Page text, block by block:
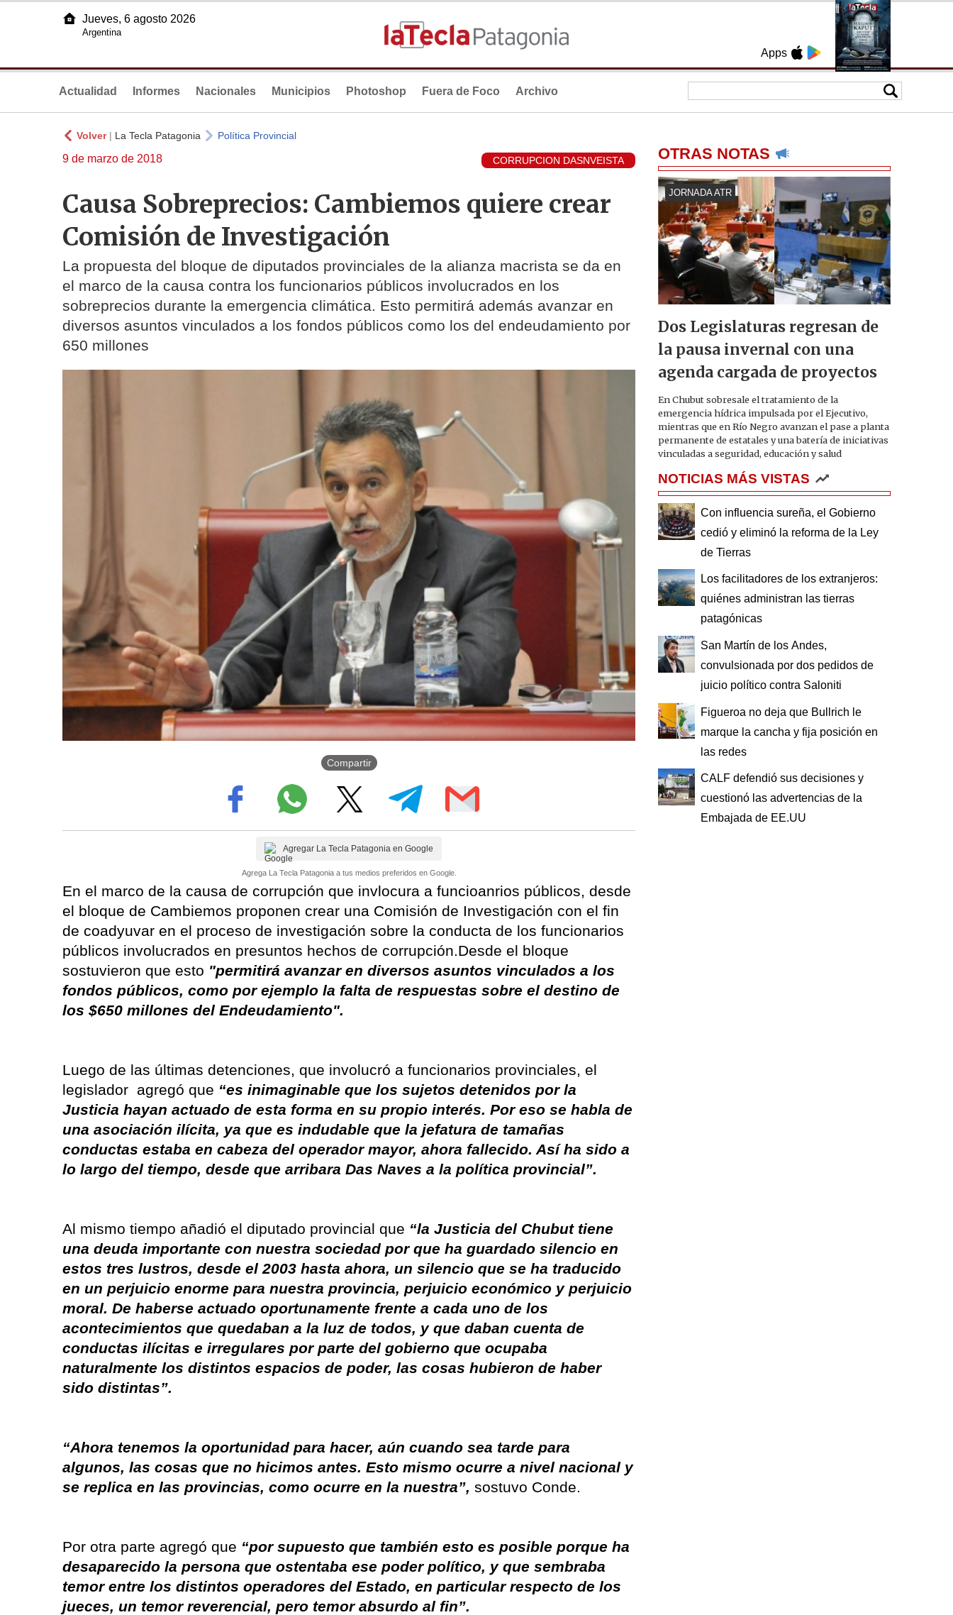
Apps
Jueves, 6 agosto 2026
Argentina
Actualidad Informes Nacionales Municipios Photoshop Fuera de Foco Archivo
Volver| La Tecla Patagonia Política Provincial
9 de marzo de 2018 CORRUPCION DASNVEISTA
Causa Sobreprecios: Cambiemos quiere crear
Comisión de Investigación
La propuesta del bloque de diputados provinciales de la alianza macrista se da en
el marco de la causa contra los funcionarios públicos involucrados en los
sobreprecios durante la emergencia climática. Esto permitirá además avanzar en
diversos asuntos vinculados a los fondos públicos como los del endeudamiento por
650 millones
Compartir
Agregar La Tecla Patagonia en Google
Agrega La Tecla Patagonia a tus medios preferidos en Google.
En el marco de la causa de corrupción que invlocura a funcioanrios públicos, desde
el bloque de Cambiemos proponen crear una Comisión de Investigación con el fin
de coadyuvar en el proceso de investigación sobre la conducta de los funcionarios
públicos involucrados en presuntos hechos de corrupción.Desde el bloque
sostuvieron que esto "permitirá avanzar en diversos asuntos vinculados a los
fondos públicos, como por ejemplo la falta de respuestas sobre el destino de
los $650 millones del Endeudamiento".
Luego de las últimas detenciones, que involucró a funcionarios provinciales, el
legislador agregó que “es inimaginable que los sujetos detenidos por la
Justicia hayan actuado de esta forma en su propio interés. Por eso se habla de
una asociación ilícita, ya que es indudable que la jefatura de tamañas
conductas estaba en cabeza del operador mayor, ahora fallecido. Así ha sido a
lo largo del tiempo, desde que arribara Das Naves a la política provincial”.
Al mismo tiempo añadió el diputado provincial que “la Justicia del Chubut tiene
una deuda importante con nuestra sociedad por que ha guardado silencio en
estos tres lustros, desde el 2003 hasta ahora, un silencio que se ha traducido
en un perjuicio enorme para nuestra provincia, perjuicio económico y perjuicio
moral. De haberse actuado oportunamente frente a cada uno de los
acontecimientos que quedaban a la luz de todos, y que daban cuenta de
conductas ilícitas e irregulares por parte del gobierno que ocupaba
naturalmente los distintos espacios de poder, las cosas hubieron de haber
sido distintas”.
“Ahora tenemos la oportunidad para hacer, aún cuando sea tarde para
algunos, las cosas que no hicimos antes. Esto mismo ocurre a nivel nacional y
se replica en las provincias, como ocurre en la nuestra”, sostuvo Conde.
Por otra parte agregó que “por supuesto que también esto es posible porque ha
desaparecido la persona que ostentaba ese poder político, y que sembraba
temor entre los distintos operadores del Estado, en particular respecto de los
jueces, un temor reverencial, pero temor absurdo al fin”.
OTRAS NOTAS
JORNADA ATR
Dos Legislaturas regresan de
la pausa invernal con una
agenda cargada de proyectos
En Chubut sobresale el tratamiento de la
emergencia hídrica impulsada por el Ejecutivo,
mientras que en Río Negro avanzan el pase a planta
permanente de estatales y una batería de iniciativas
vinculadas a seguridad, educación y salud
NOTICIAS MÁS VISTAS
Con influencia sureña, el Gobierno
cedió y eliminó la reforma de la Ley
de Tierras
Los facilitadores de los extranjeros:
quiénes administran las tierras
patagónicas
San Martín de los Andes,
convulsionada por dos pedidos de
juicio político contra Saloniti
Figueroa no deja que Bullrich le
marque la cancha y fija posición en
las redes
CALF defendió sus decisiones y
cuestionó las advertencias de la
Embajada de EE.UU